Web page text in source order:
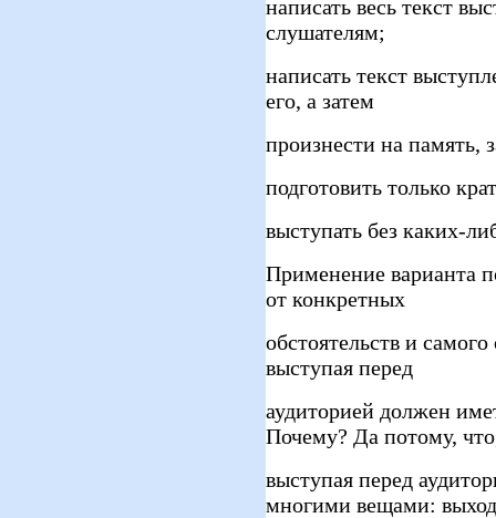
написать весь текст
слушателям;
написать текст
его, а затем
произнести на память,
подготовить только
выступать без каких-
Применение варианта
от конкретных
обстоятельств и
выступая перед
аудиторией должен
Почему? Да потому,
выступая перед
многими вещами: